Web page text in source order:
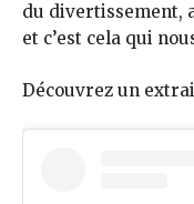
du divertissement,
et c’est cela qui
Découvrez un